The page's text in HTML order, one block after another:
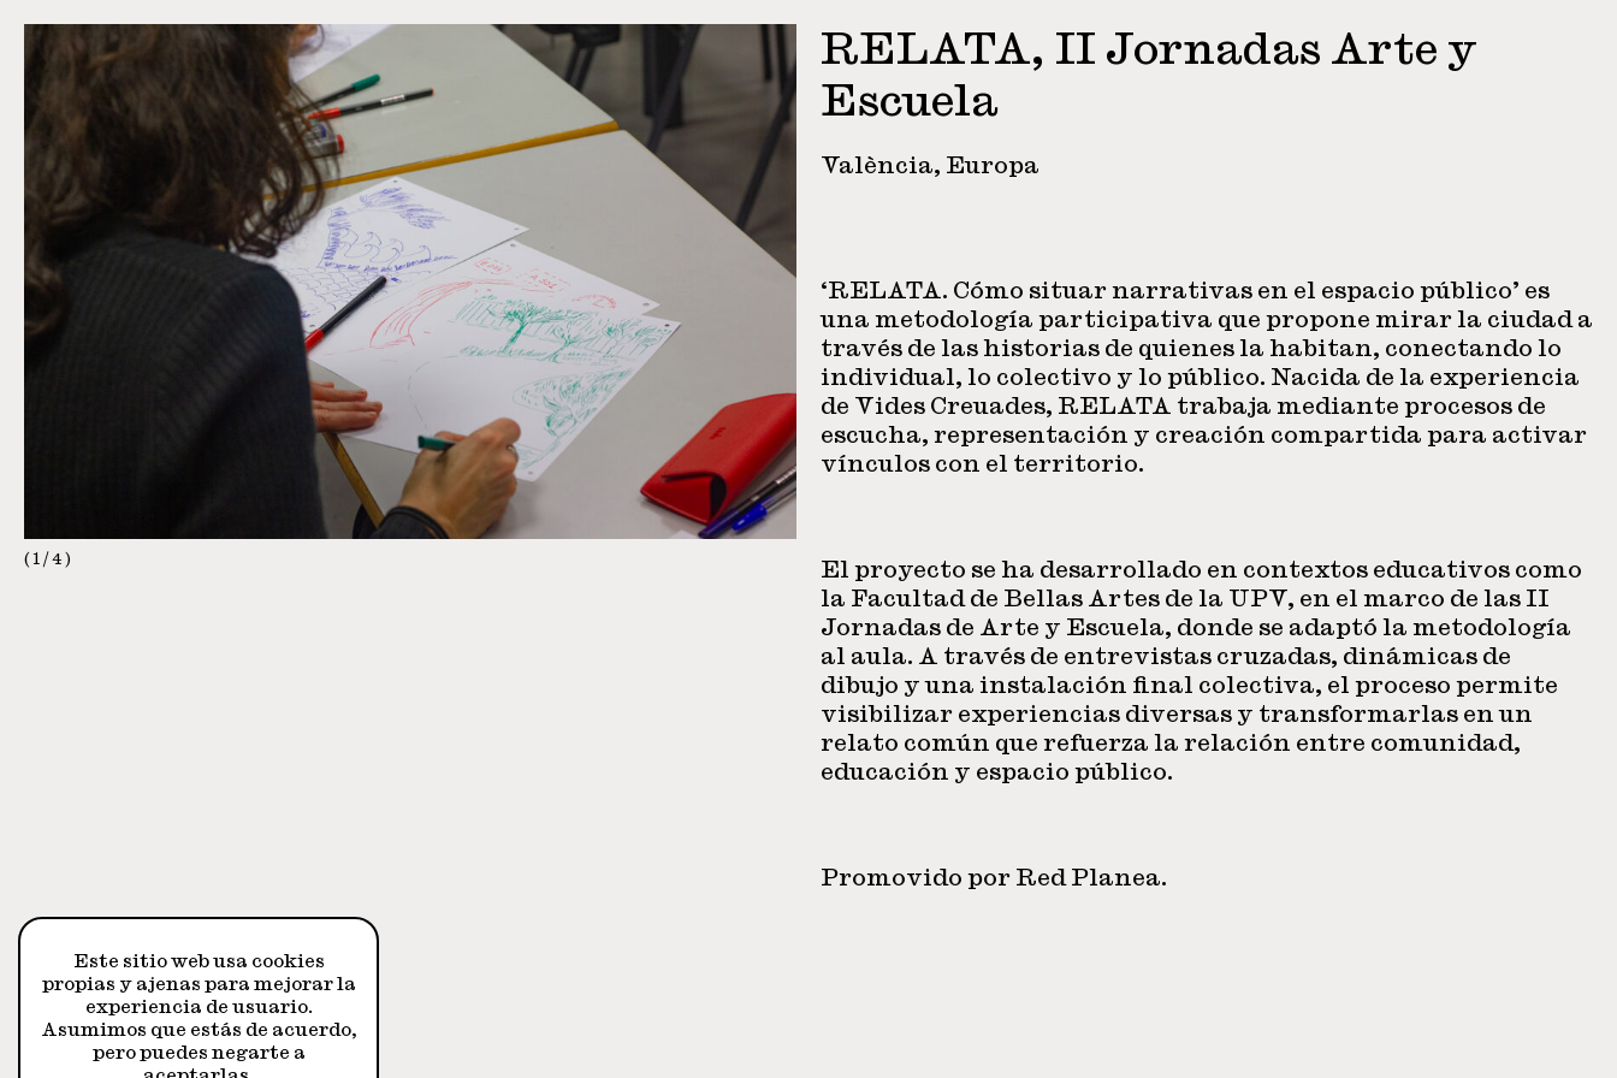
1 / 4
RELATA, II Jornadas Arte y
Escuela
València, Europa
‘RELATA. Cómo situar narrativas en el espacio público’ es
una metodología participativa que propone mirar la ciudad a
través de las historias de quienes la habitan, conectando lo
individual, lo colectivo y lo público. Nacida de la experiencia
de Vides Creuades, RELATA trabaja mediante procesos de
escucha, representación y creación compartida para activar
vínculos con el territorio.
El proyecto se ha desarrollado en contextos educativos como
la Facultad de Bellas Artes de la UPV, en el marco de las II
Jornadas de Arte y Escuela, donde se adaptó la metodología
al aula. A través de entrevistas cruzadas, dinámicas de
dibujo y una instalación final colectiva, el proceso permite
visibilizar experiencias diversas y transformarlas en un
relato común que refuerza la relación entre comunidad,
educación y espacio público.
Promovido por Red Planea.
Este sitio web usa cookies
propias y ajenas para mejorar la
experiencia de usuario.
Asumimos que estás de acuerdo,
pero puedes negarte a